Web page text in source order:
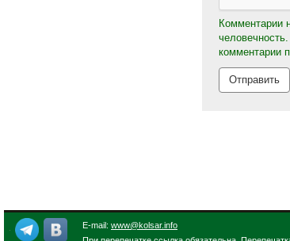
Комментарии
комментарии
E-mail: www@kolsar.info